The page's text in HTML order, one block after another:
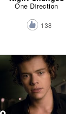
One Direction
138